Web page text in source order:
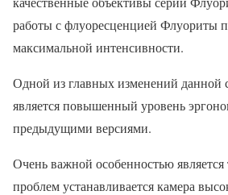
работы с флуоресценцией Флуориты
максимальной интенсивности.
Одной из главных изменений данной
является повышенный уровень
предыдущими версиями.
Очень важной особенностью является
проблем устанавливается камера